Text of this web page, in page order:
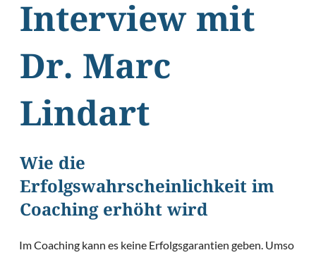
Interview mit
Dr. Marc
Lindart
Wie die
Erfolgswahrscheinlichkeit im
Coaching erhöht wird
Im Coaching kann es keine Erfolgsgarantien geben. Umso